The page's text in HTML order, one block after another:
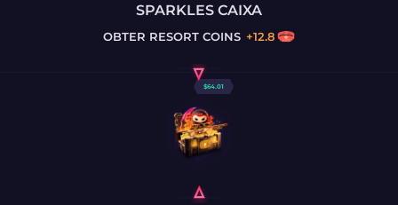
SPARKLES CAIXA
OBTER RESORT COINS +12.8
$64.01